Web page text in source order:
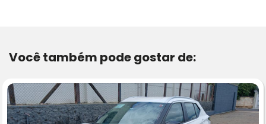
Você também pode gostar de: